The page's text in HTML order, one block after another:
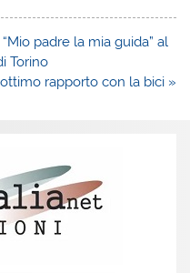
padre la mia guida” al
Torino
rapporto con la bici »